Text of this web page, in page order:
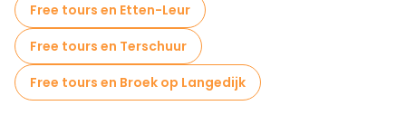
Free tours en Etten-Leur
Free tours en Terschuur
Free tours en Broek op Langedijk